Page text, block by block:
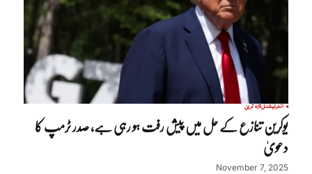
انٹرنیشنلتازہ ترین
یوکرین تنازع کے حل میں پیش رفت ہو رہی ہے، صدر ٹرمپ کا
دعویٰ
November 7, 2025